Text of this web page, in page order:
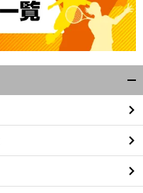
前
へ
閉
る